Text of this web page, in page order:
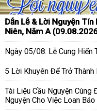
Dẫn Lễ & Lời Nguyện
Niên, Năm A
Ngày 05/08: Lễ Cung
5 Lời Khuyên Để Trở
Tài Liệu Cầu Nguyện Cùng
Nguyện Cho Việc Loan